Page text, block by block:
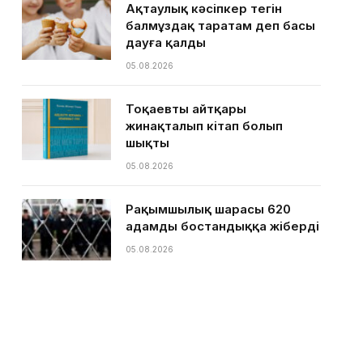
Ақтаулық кәсіпкер тегін
балмұздақ таратам деп басы
дауға қалды
05.08.2026
Тоқаевтың айтқары
жинақталып кітап болып
шықты
05.08.2026
Рақымшылық шарасы 620
адамды бостандыққа жіберді
05.08.2026